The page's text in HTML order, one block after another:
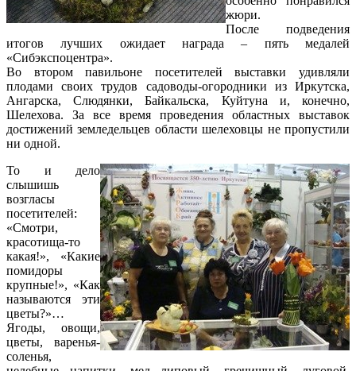
жюри.
После подведения
итогов лучших ожидает награда – пять медалей
«Сибэкспоцентра».
Во втором павильоне посетителей выставки удивляли
плодами своих трудов садоводы-огородники из Иркутска,
Ангарска, Слюдянки, Байкальска, Куйтуна и, конечно,
Шелехова. За все время проведения областных выставок
достижений земледельцев области шелеховцы не пропустили
ни одной.
То и дело
слышишь
возгласы
посетителей:
«Смотри,
красотища-то
какая!», «Какие
помидоры
крупные!», «Как
называются эти
цветы?»…
Ягоды, овощи,
цветы, варенья-
соленья,